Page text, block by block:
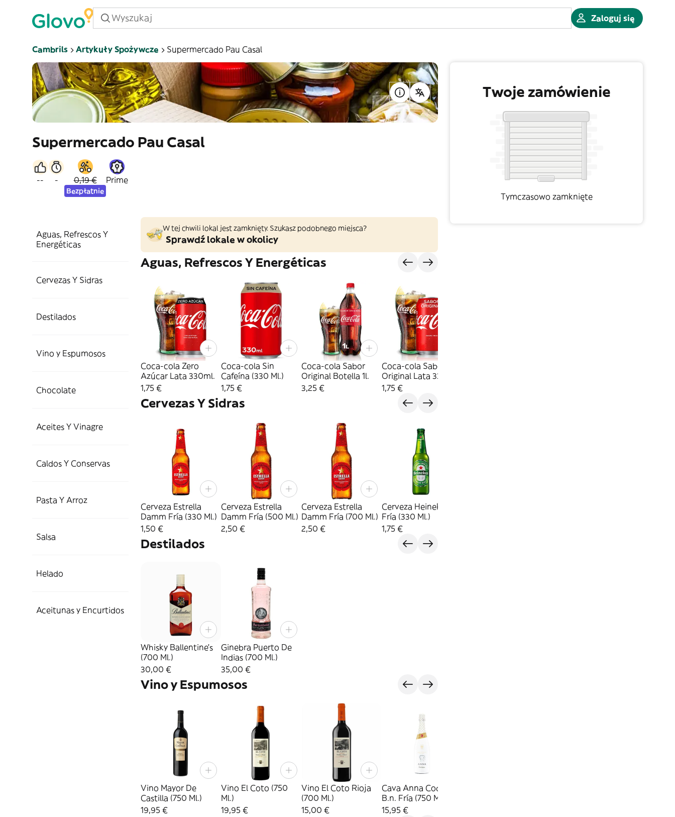
Zaloguj się
Cambrils Artykuły Spożywcze Supermercado Pau Casal
Supermercado Pau Casal
-- - 0,19 €
Bezpłatnie
Prime
Aguas, Refrescos Y
Energéticas
Cervezas Y Sidras
Destilados
Vino y Espumosos
Chocolate
Aceites Y Vinagre
Caldos Y Conservas
Pasta Y Arroz
Salsa
Helado
Aceitunas y Encurtidos
W tej chwili lokal jest zamknięty. Szukasz podobnego miejsca?
Sprawdź lokale w okolicy
Aguas, Refrescos Y Energéticas
Coca-cola Zero
Azúcar Lata 330ml.
1,75 €
Coca-cola Sin
Cafeína (330 Ml.)
1,75 €
Coca-cola Sabor
Original Botella 1l.
3,25 €
Coca-cola Sabor
Original Lata 330ml.
1,75 €
Cervezas Y Sidras
Cerveza Estrella
Damm Fría (330 Ml.)
1,50 €
Cerveza Estrella
Damm Fría (500 Ml.)
2,50 €
Cerveza Estrella
Damm Fría (700 Ml.)
2,50 €
Cerveza Heineken
Fría (330 Ml.)
1,75 €
Destilados
Whisky Ballentine's
(700 Ml.)
30,00 €
Ginebra Puerto De
Indias (700 Ml.)
35,00 €
Vino y Espumosos
Vino Mayor De
Castilla (750 Ml.)
19,95 €
Vino El Coto (750
Ml.)
19,95 €
Vino El Coto Rioja
(700 Ml.)
15,00 €
Cava Anna Codorniu
B.n. Fría (750 Ml.)
15,95 €
Twoje zamówienie
Tymczasowo zamknięte